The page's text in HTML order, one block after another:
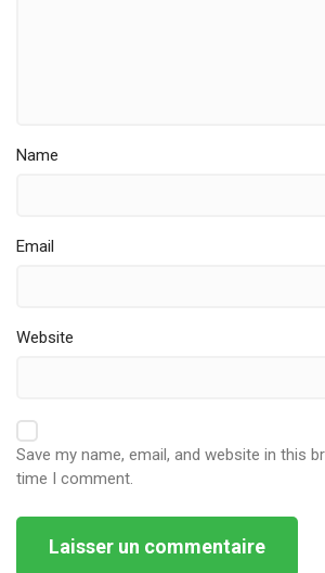
Name
Email
Website
Save my name, email, and website in this
time I comment.